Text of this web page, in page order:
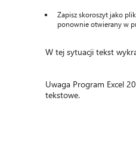
Zapisz skoroszyt jako
ponownie otwierany w
W tej sytuacji tekst
Uwaga Program Excel
tekstowe.